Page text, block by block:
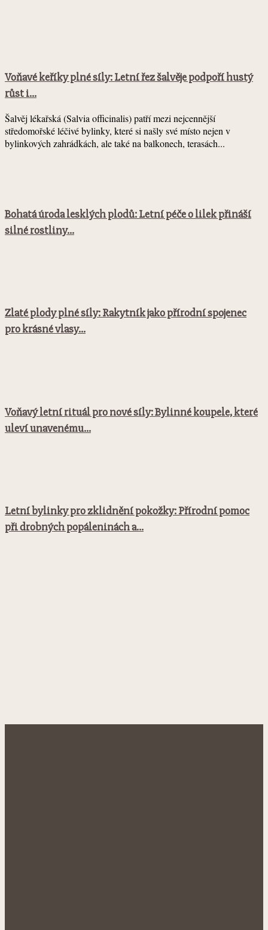
Voňavé keříky plné síly: Letní řez šalvěje podpoří hustý
růst i...
Šalvěj lékařská (Salvia officinalis) patří mezi nejcennější
středomořské léčivé bylinky, které si našly své místo nejen v
bylinkových zahrádkách, ale také na balkonech, terasách...
Bohatá úroda lesklých plodů: Letní péče o lilek přináší
silné rostliny...
Zlaté plody plné síly: Rakytník jako přírodní spojenec
pro krásné vlasy...
Voňavý letní rituál pro nové síly: Bylinné koupele, které
uleví unavenému...
Letní bylinky pro zklidnění pokožky: Přírodní pomoc
při drobných popáleninách a...